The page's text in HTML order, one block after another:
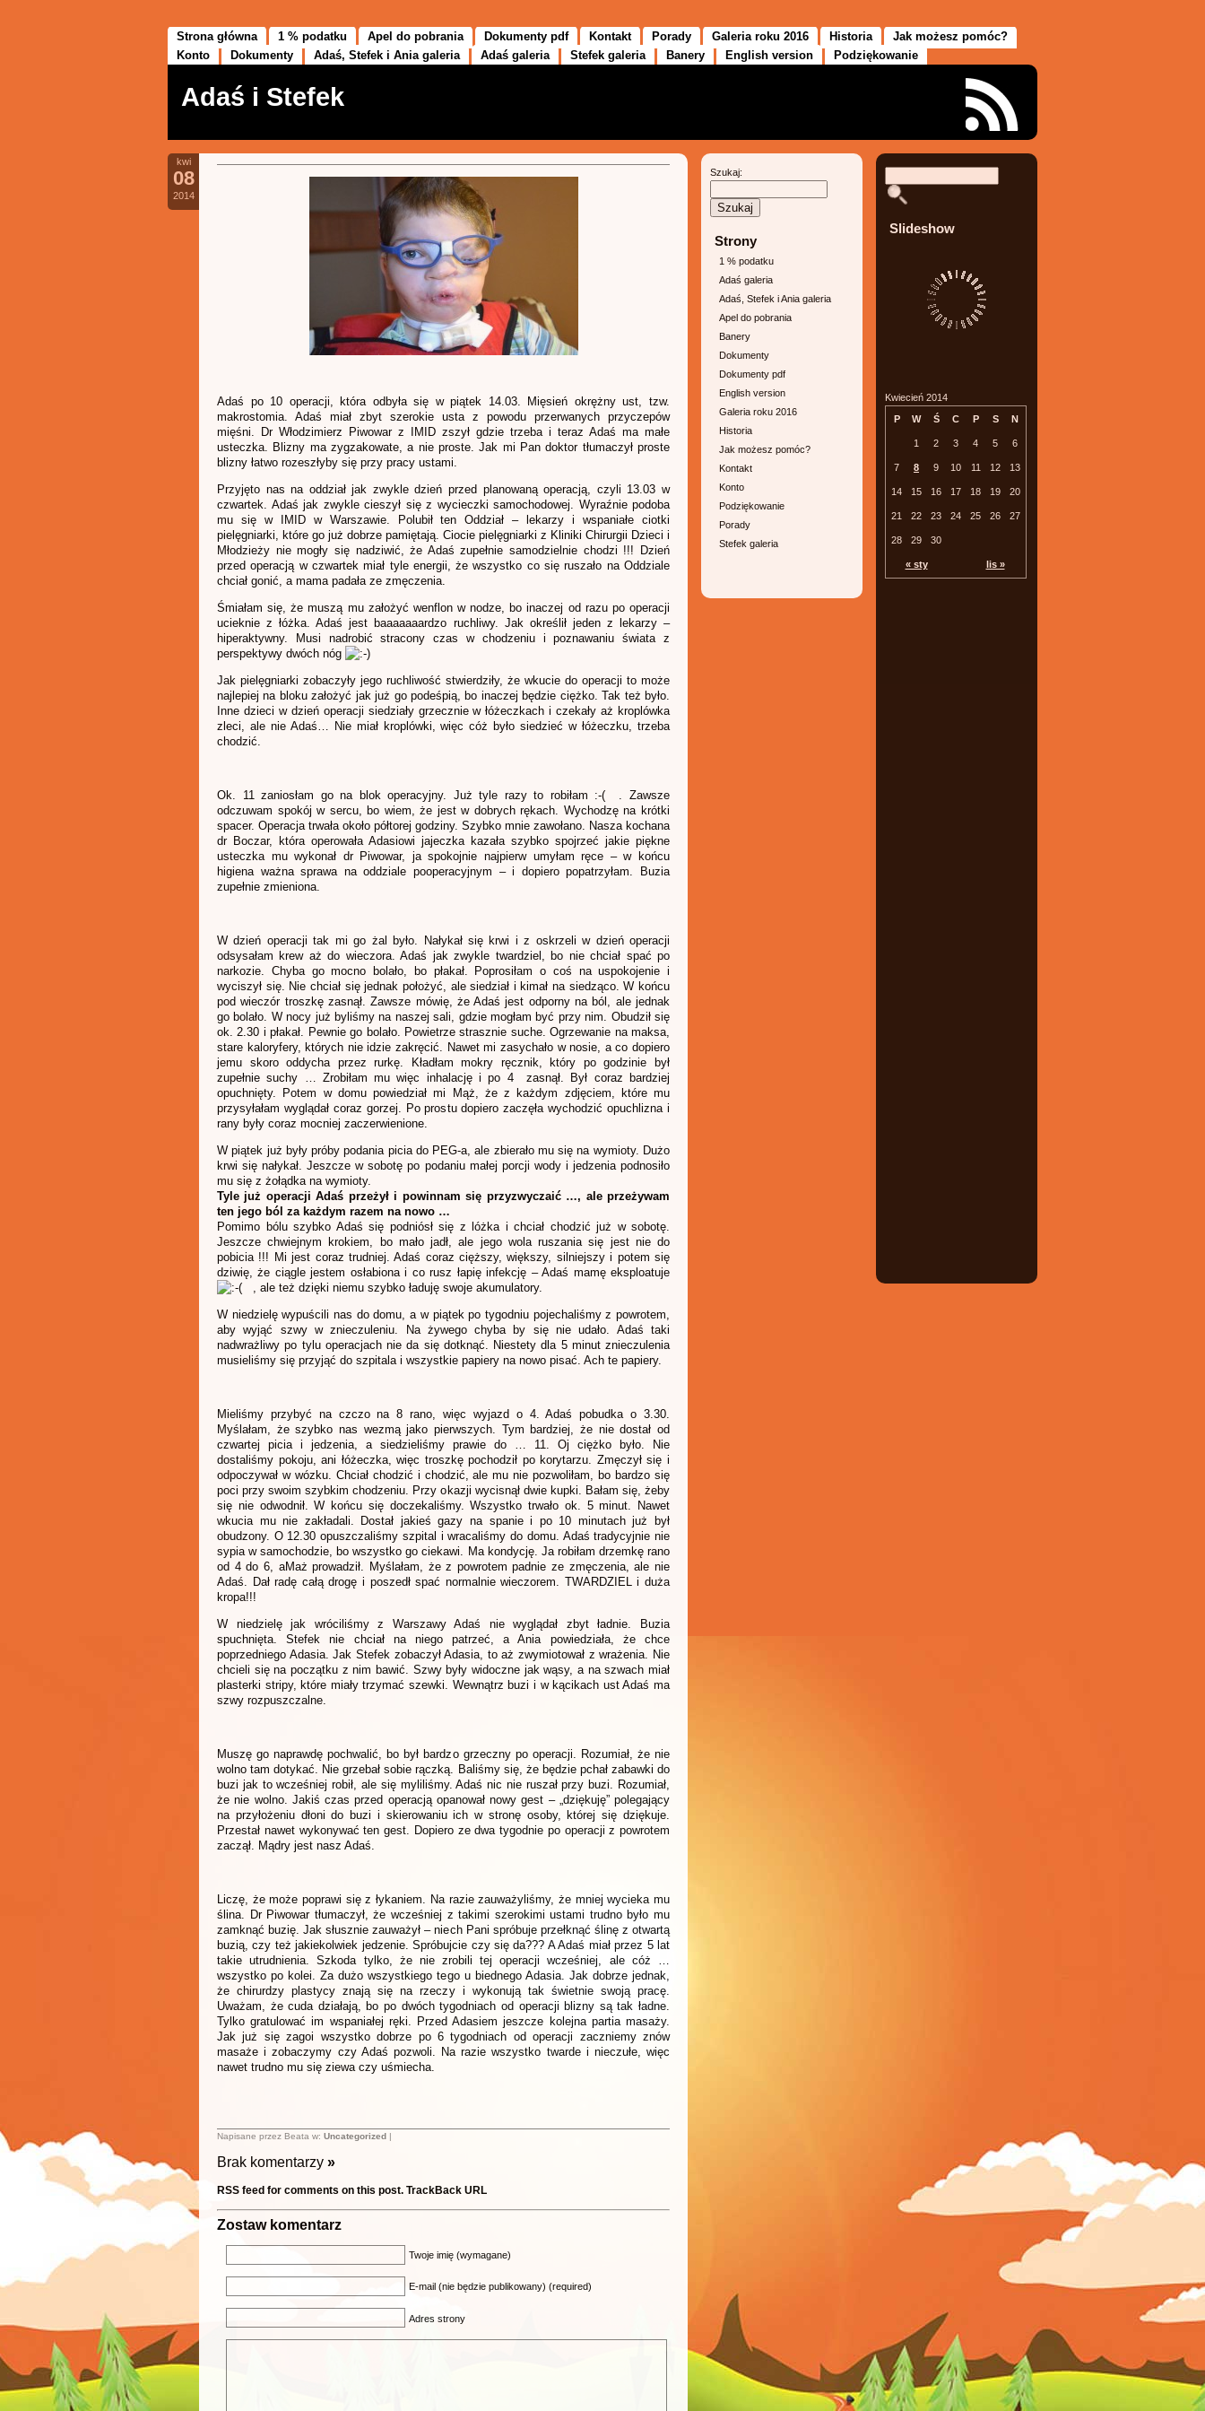
Strona główna 1 % podatku Apel do pobrania Dokumenty pdf Kontakt Porady Galeria roku 2016 Historia
Jak możesz pomóc?
Konto
Dokumenty Adaś, Stefek i Ania galeria Adaś galeria Stefek galeria Banery English version Podziękowanie
Adaś i Stefek
kwi
08
2014
Adaś po 10 operacji, która odbyła się w piątek 14.03. Mięsień okrężny ust, tzw.
makrostomia. Adaś miał zbyt szerokie usta z powodu przerwanych przyczepów
mięśni. Dr Włodzimierz Piwowar z IMID zszył gdzie trzeba i teraz Adaś ma małe
usteczka. Blizny ma zygzakowate, a nie proste. Jak mi Pan doktor tłumaczył proste
blizny łatwo rozeszłyby się przy pracy ustami.
Przyjęto nas na oddział jak zwykle dzień przed planowaną operacją, czyli 13.03 w
czwartek. Adaś jak zwykle cieszył się z wycieczki samochodowej. Wyraźnie podoba
mu się w IMID w Warszawie. Polubił ten Oddział – lekarzy i wspaniałe ciotki
pielęgniarki, które go już dobrze pamiętają. Ciocie pielęgniarki z Kliniki Chirurgii Dzieci i
Młodzieży nie mogły się nadziwić, że Adaś zupełnie samodzielnie chodzi !!! Dzień
przed operacją w czwartek miał tyle energii, że wszystko co się ruszało na Oddziale
chciał gonić, a mama padała ze zmęczenia.
Śmiałam się, że muszą mu założyć wenflon w nodze, bo inaczej od razu po operacji
ucieknie z łóżka. Adaś jest baaaaaaardzo ruchliwy. Jak określił jeden z lekarzy –
hiperaktywny. Musi nadrobić stracony czas w chodzeniu i poznawaniu świata z
perspektywy dwóch nóg
Jak pielęgniarki zobaczyły jego ruchliwość stwierdziły, że wkucie do operacji to może
najlepiej na bloku założyć jak już go podeśpią, bo inaczej będzie ciężko. Tak też było.
Inne dzieci w dzień operacji siedziały grzecznie w łóżeczkach i czekały aż kroplówka
zleci, ale nie Adaś… Nie miał kroplówki, więc cóż było siedzieć w łóżeczku, trzeba
chodzić.
Ok. 11 zaniosłam go na blok operacyjny. Już tyle razy to robiłam :-( . Zawsze
odczuwam spokój w sercu, bo wiem, że jest w dobrych rękach. Wychodzę na krótki
spacer. Operacja trwała około półtorej godziny. Szybko mnie zawołano. Nasza kochana
dr Boczar, która operowała Adasiowi jajeczka kazała szybko spojrzeć jakie piękne
usteczka mu wykonał dr Piwowar, ja spokojnie najpierw umyłam ręce – w końcu
higiena ważna sprawa na oddziale pooperacyjnym – i dopiero popatrzyłam. Buzia
zupełnie zmieniona.
W dzień operacji tak mi go żal było. Nałykał się krwi i z oskrzeli w dzień operacji
odsysałam krew aż do wieczora. Adaś jak zwykle twardziel, bo nie chciał spać po
narkozie. Chyba go mocno bolało, bo płakał. Poprosiłam o coś na uspokojenie i
wyciszył się. Nie chciał się jednak położyć, ale siedział i kimał na siedząco. W końcu
pod wieczór troszkę zasnął. Zawsze mówię, że Adaś jest odporny na ból, ale jednak
go bolało. W nocy już byliśmy na naszej sali, gdzie mogłam być przy nim. Obudził się
ok. 2.30 i płakał. Pewnie go bolało. Powietrze strasznie suche. Ogrzewanie na maksa,
stare kaloryfery, których nie idzie zakręcić. Nawet mi zasychało w nosie, a co dopiero
jemu skoro oddycha przez rurkę. Kładłam mokry ręcznik, który po godzinie był
zupełnie suchy … Zrobiłam mu więc inhalację i po 4 zasnął. Był coraz bardziej
opuchnięty. Potem w domu powiedział mi Mąż, że z każdym zdjęciem, które mu
przysyłałam wyglądał coraz gorzej. Po prostu dopiero zaczęła wychodzić opuchlizna i
rany były coraz mocniej zaczerwienione.
W piątek już były próby podania picia do PEG-a, ale zbierało mu się na wymioty. Dużo
krwi się nałykał. Jeszcze w sobotę po podaniu małej porcji wody i jedzenia podnosiło
mu się z żołądka na wymioty.
Tyle już operacji Adaś przeżył i powinnam się przyzwyczaić …, ale przeżywam
ten jego ból za każdym razem na nowo …
Pomimo bólu szybko Adaś się podniósł się z lóżka i chciał chodzić już w sobotę.
Jeszcze chwiejnym krokiem, bo mało jadł, ale jego wola ruszania się jest nie do
pobicia !!! Mi jest coraz trudniej. Adaś coraz cięższy, większy, silniejszy i potem się
dziwię, że ciągle jestem osłabiona i co rusz łapię infekcję – Adaś mamę eksploatuje
, ale też dzięki niemu szybko ładuję swoje akumulatory.
W niedzielę wypuścili nas do domu, a w piątek po tygodniu pojechaliśmy z powrotem,
aby wyjąć szwy w znieczuleniu. Na żywego chyba by się nie udało. Adaś taki
nadwrażliwy po tylu operacjach nie da się dotknąć. Niestety dla 5 minut znieczulenia
musieliśmy się przyjąć do szpitala i wszystkie papiery na nowo pisać. Ach te papiery.
Mieliśmy przybyć na czczo na 8 rano, więc wyjazd o 4. Adaś pobudka o 3.30.
Myślałam, że szybko nas wezmą jako pierwszych. Tym bardziej, że nie dostał od
czwartej picia i jedzenia, a siedzieliśmy prawie do … 11. Oj ciężko było. Nie
dostaliśmy pokoju, ani łóżeczka, więc troszkę pochodził po korytarzu. Zmęczył się i
odpoczywał w wózku. Chciał chodzić i chodzić, ale mu nie pozwoliłam, bo bardzo się
poci przy swoim szybkim chodzeniu. Przy okazji wycisnął dwie kupki. Bałam się, żeby
się nie odwodnił. W końcu się doczekaliśmy. Wszystko trwało ok. 5 minut. Nawet
wkucia mu nie zakładali. Dostał jakieś gazy na spanie i po 10 minutach już był
obudzony. O 12.30 opuszczaliśmy szpital i wracaliśmy do domu. Adaś tradycyjnie nie
sypia w samochodzie, bo wszystko go ciekawi. Ma kondycję. Ja robiłam drzemkę rano
od 4 do 6, aMaż prowadził. Myślałam, że z powrotem padnie ze zmęczenia, ale nie
Adaś. Dał radę całą drogę i poszedł spać normalnie wieczorem. TWARDZIEL i duża
kropa!!!
W niedzielę jak wróciliśmy z Warszawy Adaś nie wyglądał zbyt ładnie. Buzia
spuchnięta. Stefek nie chciał na niego patrzeć, a Ania powiedziała, że chce
poprzedniego Adasia. Jak Stefek zobaczył Adasia, to aż zwymiotował z wrażenia. Nie
chcieli się na początku z nim bawić. Szwy były widoczne jak wąsy, a na szwach miał
plasterki stripy, które miały trzymać szewki. Wewnątrz buzi i w kącikach ust Adaś ma
szwy rozpuszczalne.
Muszę go naprawdę pochwalić, bo był bardzo grzeczny po operacji. Rozumiał, że nie
wolno tam dotykać. Nie grzebał sobie rączką. Baliśmy się, że będzie pchał zabawki do
buzi jak to wcześniej robił, ale się myliliśmy. Adaś nic nie ruszał przy buzi. Rozumiał,
że nie wolno. Jakiś czas przed operacją opanował nowy gest – „dziękuję” polegający
na przyłożeniu dłoni do buzi i skierowaniu ich w stronę osoby, której się dziękuje.
Przestał nawet wykonywać ten gest. Dopiero ze dwa tygodnie po operacji z powrotem
zaczął. Mądry jest nasz Adaś.
Liczę, że może poprawi się z łykaniem. Na razie zauważyliśmy, że mniej wycieka mu
ślina. Dr Piwowar tłumaczył, że wcześniej z takimi szerokimi ustami trudno było mu
zamknąć buzię. Jak słusznie zauważył – niech Pani spróbuje przełknąć ślinę z otwartą
buzią, czy też jakiekolwiek jedzenie. Spróbujcie czy się da??? A Adaś miał przez 5 lat
takie utrudnienia. Szkoda tylko, że nie zrobili tej operacji wcześniej, ale cóż …
wszystko po kolei. Za dużo wszystkiego tego u biednego Adasia. Jak dobrze jednak,
że chirurdzy plastycy znają się na rzeczy i wykonują tak świetnie swoją pracę.
Uważam, że cuda działają, bo po dwóch tygodniach od operacji blizny są tak ładne.
Tylko gratulować im wspaniałej ręki. Przed Adasiem jeszcze kolejna partia masaży.
Jak już się zagoi wszystko dobrze po 6 tygodniach od operacji zaczniemy znów
masaże i zobaczymy czy Adaś pozwoli. Na razie wszystko twarde i nieczułe, więc
nawet trudno mu się ziewa czy uśmiecha.
Napisane przez Beata w: Uncategorized |
Brak komentarzy »
RSS feed for comments on this post. TrackBack URL
Zostaw komentarz
Twoje imię (wymagane)
E-mail (nie będzie publikowany) (required)
Adres strony
Szukaj:
Strony
1 % podatku
Adaś galeria
Adaś, Stefek i Ania galeria
Apel do pobrania
Banery
Dokumenty
Dokumenty pdf
English version
Galeria roku 2016
Historia
Jak możesz pomóc?
Kontakt
Konto
Podziękowanie
Porady
Stefek galeria
Slideshow
Kwiecień 2014
P
W Ś C P S N
« sty lis »
1 2 3 4 5 6
7 8 9 10 11 12 13
14 15 16 17 18 19 20
21 22 23 24 25 26 27
28 29 30